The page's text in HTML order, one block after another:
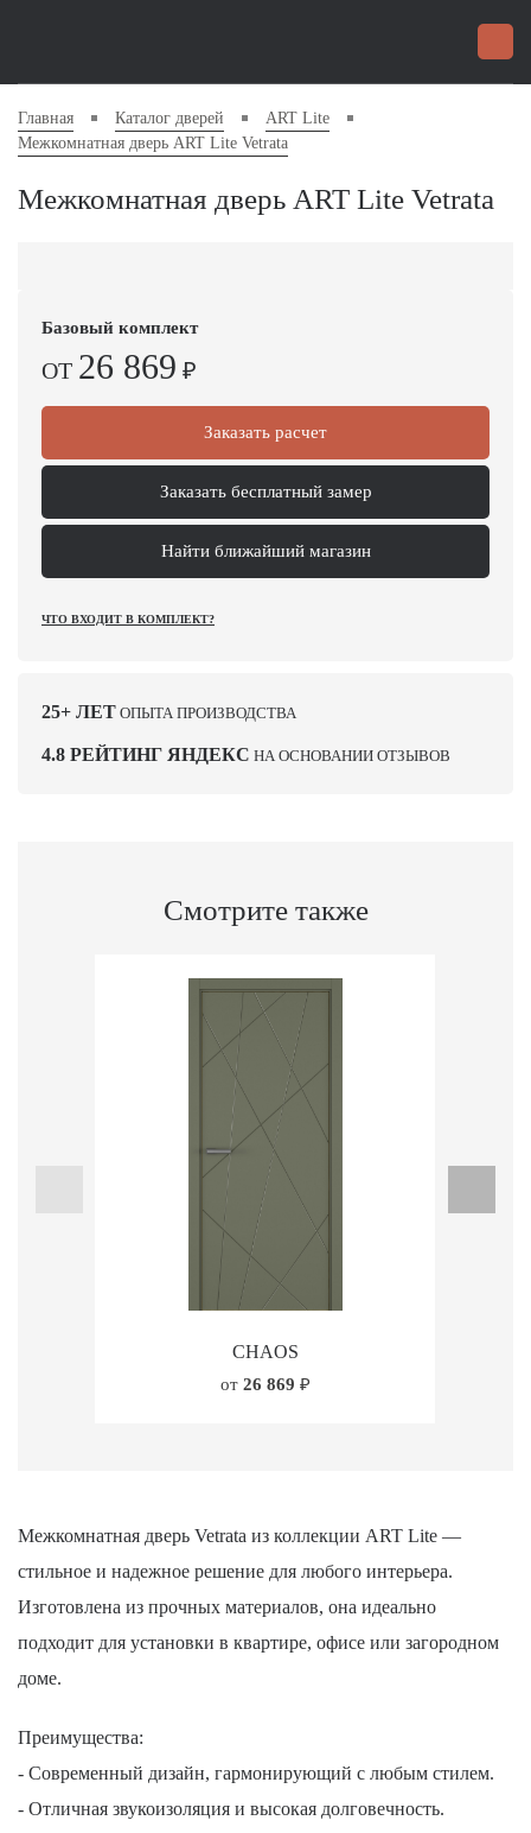
Главная Каталог дверей
ART Lite
Межкомнатная дверь ART Lite Vetrata
Межкомнатная дверь ART Lite Vetrata
Базовый комплект
ОТ 26 869 ₽
Заказать расчет
Заказать бесплатный замер
Найти ближайший магазин
ЧТО ВХОДИТ В КОМПЛЕКТ?
25+ ЛЕТ ОПЫТА ПРОИЗВОДСТВА
4.8 РЕЙТИНГ ЯНДЕКС НА ОСНОВАНИИ ОТЗЫВОВ
Смотрите также
CHAOS
от 26 869 ₽
Межкомнатная дверь Vetrata из коллекции ART Lite —
стильное и надежное решение для любого интерьера.
Изготовлена из прочных материалов, она идеально
подходит для установки в квартире, офисе или загородном
доме.
Преимущества:
- Современный дизайн, гармонирующий с любым стилем.
- Отличная звукоизоляция и высокая долговечность.